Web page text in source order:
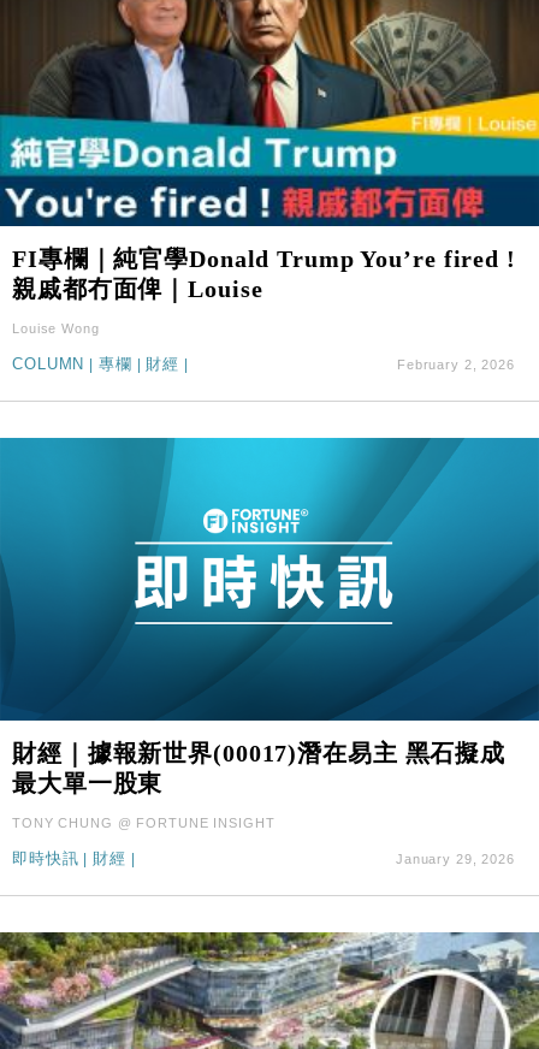
FI專欄｜純官學Donald Trump You’re fired !
親戚都冇面俾｜Louise
Louise Wong
COLUMN 專欄 財經 February 2, 2026
財經｜據報新世界(00017)潛在易主 黑石擬成
最大單一股東
TONY CHUNG @ FORTUNE INSIGHT
即時快訊 | 財經 | January 29, 2026